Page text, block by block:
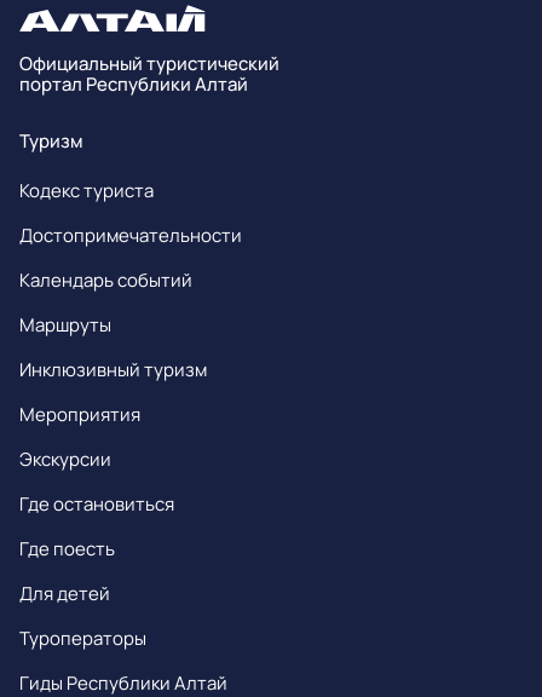
Официальный туристический
портал Республики Алтай
Туризм
Кодекс туриста
Достопримечательности
Календарь событий
Маршруты
Инклюзивный туризм
Мероприятия
Экскурсии
Где остановиться
Где поесть
Для детей
Туроператоры
Гиды Республики Алтай